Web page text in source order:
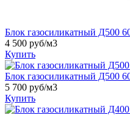
Блок газосиликатный Д500
4 500 руб/м3
Купить
Блок газосиликатный Д500
5 700 руб/м3
Купить